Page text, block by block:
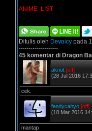
ANIME_LIST
--------------------
Ditulis oleh Devoicy pada
--------------------
45 komentar di Dragon
aknot [off]
(28 Jul 2016
cek.
fendycahyo [off]
(18 Mar 2016
mantap